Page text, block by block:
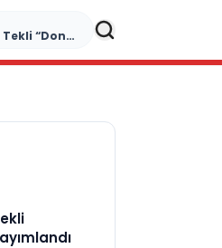
Yonca Samlı ‘dan İkinci Tekli “Donacaksın Sevgilim “ yayımlandı